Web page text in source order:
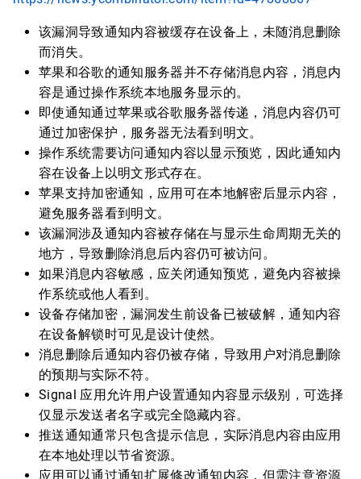
该漏洞导致通知内容被缓存在设备上，未随消息删除
而消失。
苹果和谷歌的通知服务器并不存储消息内容，消息内
容是通过操作系统本地服务显示的。
即使通知通过苹果或谷歌服务器传递，消息内容仍可
通过加密保护，服务器无法看到明文。
操作系统需要访问通知内容以显示预览，因此通知内
容在设备上以明文形式存在。
苹果支持加密通知，应用可在本地解密后显示内容，
避免服务器看到明文。
该漏洞涉及通知内容被存储在与显示生命周期无关的
地方，导致删除消息后内容仍可被访问。
如果消息内容敏感，应关闭通知预览，避免内容被操
作系统或他人看到。
设备存储加密，漏洞发生前设备已被破解，通知内容
在设备解锁时可见是设计使然。
消息删除后通知内容仍被存储，导致用户对消息删除
的预期与实际不符。
Signal 应用允许用户设置通知内容显示级别，可选择
仅显示发送者名字或完全隐藏内容。
推送通知通常只包含提示信息，实际消息内容由应用
在本地处理以节省资源。
应用可以通过通知扩展修改通知内容，但需注意资源